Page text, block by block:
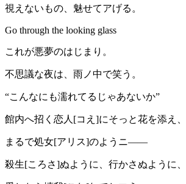
視えないもの、魅せてアげる。
Go through the looking glass
これが悪夢のはじまり。
不思議な夜は、雨ノ中で笑う。
“こんなにも濡れてるじゃあないか”
館内へ招く恋人[コえ]にそっと花を添え、
まるで処女[アリス]のようニ――
殺生[ころさ]ぬように、行かさぬように、